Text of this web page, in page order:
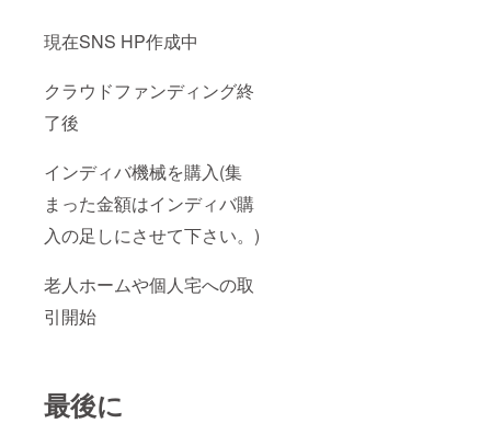
現在SNS HP作成中
クラウドファンディング終
了後
インディバ機械を購入(集
まった金額はインディバ購
入の足しにさせて下さい。)
老人ホームや個人宅への取
引開始
最後に